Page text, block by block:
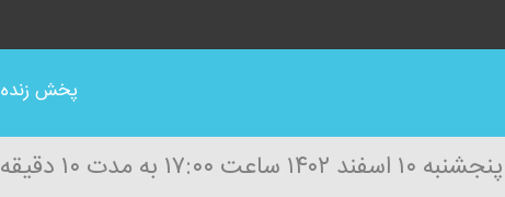
پخش زنده
پنجشنبه ۱۰ اسفند ۱۴۰۲ ساعت ۱۷:۰۰ به مدت ۱۰ دقیقه